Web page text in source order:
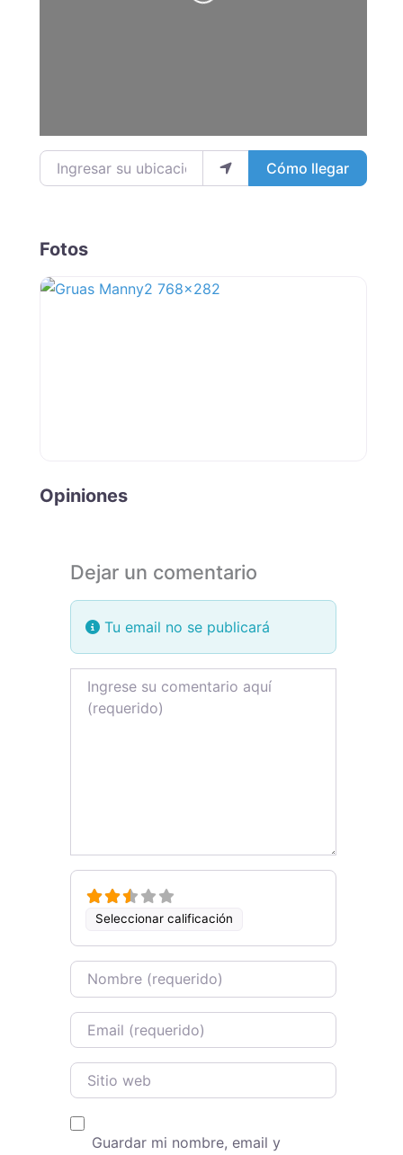
Loading...
Ingresar su ubicación Cómo llegar
Fotos
Opiniones
Dejar un comentario
Tu email no se publicará
Review text
Seleccionar calificación
Name
Email
Sitio web
Guardar mi nombre, email y